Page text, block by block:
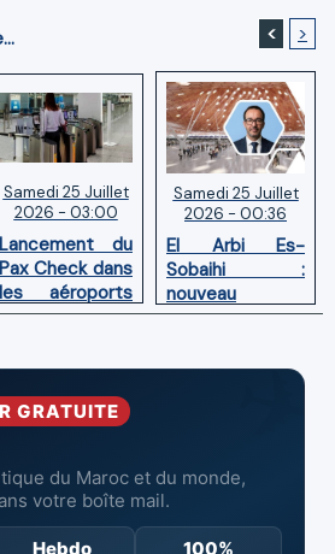
< >
Samedi 25 Juillet
2026 - 03:00
Lancement du
Pax Check dans
les aéroports
du Maroc
Samedi 25 Juillet
2026 - 00:36
El Arbi Es-
Sobaihi :
nouveau
directeur à la
l’Aéroport
Mohammed V
GRATUITE
du Maroc et du monde,
votre boîte mail.
Hebdo
100%